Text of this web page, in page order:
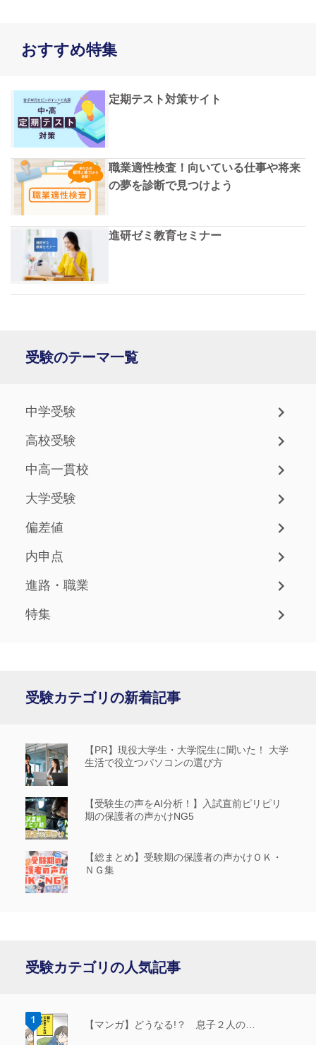
おすすめ特集
定期テスト対策サイト
職業適性検査！向いている仕事や将来
の夢を診断で見つけよう
進研ゼミ教育セミナー
受験のテーマ一覧
中学受験
高校受験
中高一貫校
大学受験
偏差値
内申点
進路・職業
特集
受験カテゴリの新着記事
【PR】現役大学生・大学院生に聞いた！ 大学
生活で役立つパソコンの選び方
【受験生の声をAI分析！】入試直前ピリピリ
期の保護者の声かけNG5
【総まとめ】受験期の保護者の声かけＯＫ・
ＮＧ集
受験カテゴリの人気記事
【マンガ】どうなる!？ 息子２人の…